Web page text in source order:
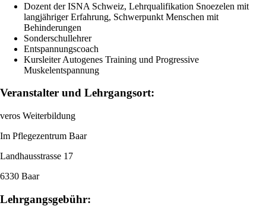
Dozent der ISNA Schweiz, Lehrqualifikation Snoezelen mit
langjähriger Erfahrung, Schwerpunkt Menschen mit
Behinderungen
Sonderschullehrer
Entspannungscoach
Kursleiter Autogenes Training und Progressive
Muskelentspannung
Veranstalter und Lehrgangsort:
veros Weiterbildung
Im Pflegezentrum Baar
Landhausstrasse 17
6330 Baar
Lehrgangsgebühr: